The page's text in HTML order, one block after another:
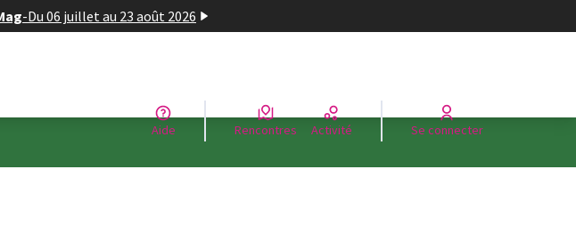
-Du 06 juillet au 23 août 2026
Aide Rencontres Activité Se connecter